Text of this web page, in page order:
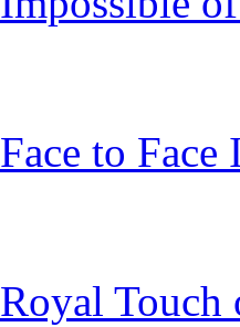
Face to
Royal Touch